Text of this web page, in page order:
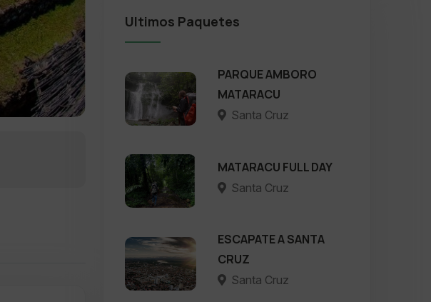
Ultimos Paquetes
PARQUE AMBORO
MATARACU
Santa Cruz
MATARACU FULL DAY
Santa Cruz
ESCAPATE A SANTA
CRUZ
Santa Cruz